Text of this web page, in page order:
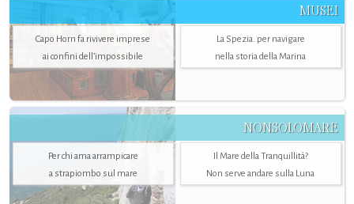
MUSEI
Capo Horn fa rivivere imprese
ai confini dell’impossibile
La Spezia. per navigare
nella storia della Marina
NONSOLOMARE
Per chi ama arrampicare
a strapiombo sul mare
Il Mare della Tranquillità?
Non serve andare sulla Luna